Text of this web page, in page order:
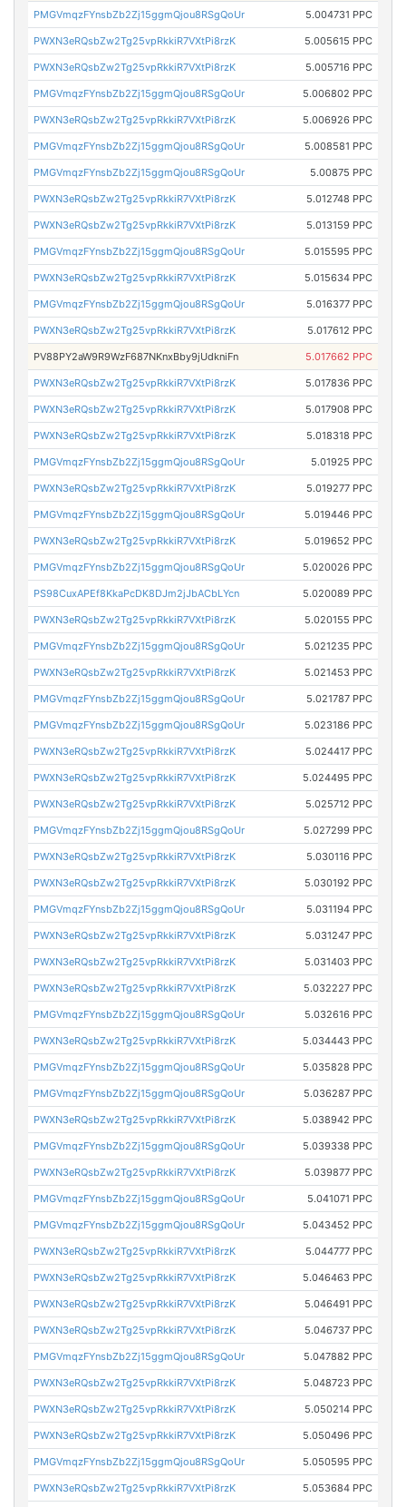
PMGVmqzFYnsbZb2Zj15ggmQjou8RSgQoUr 5.004731 PPC
PWXN3eRQsbZw2Tg25vpRkkiR7VXtPi8rzK 5.005615 PPC
PWXN3eRQsbZw2Tg25vpRkkiR7VXtPi8rzK 5.005716 PPC
PMGVmqzFYnsbZb2Zj15ggmQjou8RSgQoUr 5.006802 PPC
PWXN3eRQsbZw2Tg25vpRkkiR7VXtPi8rzK 5.006926 PPC
PMGVmqzFYnsbZb2Zj15ggmQjou8RSgQoUr 5.008581 PPC
PMGVmqzFYnsbZb2Zj15ggmQjou8RSgQoUr 5.00875 PPC
PWXN3eRQsbZw2Tg25vpRkkiR7VXtPi8rzK 5.012748 PPC
PWXN3eRQsbZw2Tg25vpRkkiR7VXtPi8rzK 5.013159 PPC
PMGVmqzFYnsbZb2Zj15ggmQjou8RSgQoUr 5.015595 PPC
PWXN3eRQsbZw2Tg25vpRkkiR7VXtPi8rzK 5.015634 PPC
PMGVmqzFYnsbZb2Zj15ggmQjou8RSgQoUr 5.016377 PPC
PWXN3eRQsbZw2Tg25vpRkkiR7VXtPi8rzK 5.017612 PPC
PV88PY2aW9R9WzF687NKnxBby9jUdkniFn 5.017662 PPC
PWXN3eRQsbZw2Tg25vpRkkiR7VXtPi8rzK 5.017836 PPC
PWXN3eRQsbZw2Tg25vpRkkiR7VXtPi8rzK 5.017908 PPC
PWXN3eRQsbZw2Tg25vpRkkiR7VXtPi8rzK 5.018318 PPC
PMGVmqzFYnsbZb2Zj15ggmQjou8RSgQoUr 5.01925 PPC
PWXN3eRQsbZw2Tg25vpRkkiR7VXtPi8rzK 5.019277 PPC
PMGVmqzFYnsbZb2Zj15ggmQjou8RSgQoUr 5.019446 PPC
PWXN3eRQsbZw2Tg25vpRkkiR7VXtPi8rzK 5.019652 PPC
PMGVmqzFYnsbZb2Zj15ggmQjou8RSgQoUr 5.020026 PPC
PS98CuxAPEf8KkaPcDK8DJm2jJbACbLYcn 5.020089 PPC
PWXN3eRQsbZw2Tg25vpRkkiR7VXtPi8rzK 5.020155 PPC
PMGVmqzFYnsbZb2Zj15ggmQjou8RSgQoUr 5.021235 PPC
PWXN3eRQsbZw2Tg25vpRkkiR7VXtPi8rzK 5.021453 PPC
PMGVmqzFYnsbZb2Zj15ggmQjou8RSgQoUr 5.021787 PPC
PMGVmqzFYnsbZb2Zj15ggmQjou8RSgQoUr 5.023186 PPC
PWXN3eRQsbZw2Tg25vpRkkiR7VXtPi8rzK 5.024417 PPC
PWXN3eRQsbZw2Tg25vpRkkiR7VXtPi8rzK 5.024495 PPC
PWXN3eRQsbZw2Tg25vpRkkiR7VXtPi8rzK 5.025712 PPC
PMGVmqzFYnsbZb2Zj15ggmQjou8RSgQoUr 5.027299 PPC
PWXN3eRQsbZw2Tg25vpRkkiR7VXtPi8rzK 5.030116 PPC
PWXN3eRQsbZw2Tg25vpRkkiR7VXtPi8rzK 5.030192 PPC
PMGVmqzFYnsbZb2Zj15ggmQjou8RSgQoUr 5.031194 PPC
PWXN3eRQsbZw2Tg25vpRkkiR7VXtPi8rzK 5.031247 PPC
PWXN3eRQsbZw2Tg25vpRkkiR7VXtPi8rzK 5.031403 PPC
PWXN3eRQsbZw2Tg25vpRkkiR7VXtPi8rzK 5.032227 PPC
PMGVmqzFYnsbZb2Zj15ggmQjou8RSgQoUr 5.032616 PPC
PWXN3eRQsbZw2Tg25vpRkkiR7VXtPi8rzK 5.034443 PPC
PMGVmqzFYnsbZb2Zj15ggmQjou8RSgQoUr 5.035828 PPC
PMGVmqzFYnsbZb2Zj15ggmQjou8RSgQoUr 5.036287 PPC
PWXN3eRQsbZw2Tg25vpRkkiR7VXtPi8rzK 5.038942 PPC
PMGVmqzFYnsbZb2Zj15ggmQjou8RSgQoUr 5.039338 PPC
PWXN3eRQsbZw2Tg25vpRkkiR7VXtPi8rzK 5.039877 PPC
PMGVmqzFYnsbZb2Zj15ggmQjou8RSgQoUr 5.041071 PPC
PMGVmqzFYnsbZb2Zj15ggmQjou8RSgQoUr 5.043452 PPC
PWXN3eRQsbZw2Tg25vpRkkiR7VXtPi8rzK 5.044777 PPC
PWXN3eRQsbZw2Tg25vpRkkiR7VXtPi8rzK 5.046463 PPC
PWXN3eRQsbZw2Tg25vpRkkiR7VXtPi8rzK 5.046491 PPC
PWXN3eRQsbZw2Tg25vpRkkiR7VXtPi8rzK 5.046737 PPC
PMGVmqzFYnsbZb2Zj15ggmQjou8RSgQoUr 5.047882 PPC
PWXN3eRQsbZw2Tg25vpRkkiR7VXtPi8rzK 5.048723 PPC
PWXN3eRQsbZw2Tg25vpRkkiR7VXtPi8rzK 5.050214 PPC
PWXN3eRQsbZw2Tg25vpRkkiR7VXtPi8rzK 5.050496 PPC
PMGVmqzFYnsbZb2Zj15ggmQjou8RSgQoUr 5.050595 PPC
PWXN3eRQsbZw2Tg25vpRkkiR7VXtPi8rzK 5.053684 PPC